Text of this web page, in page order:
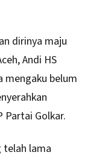
dirinya maju
Andi HS
mengaku belum
Partai Golkar.
telah lama